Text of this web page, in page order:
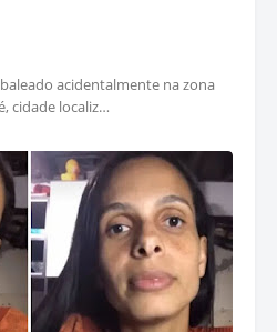
acidentalmente na zona
cidade localiz…